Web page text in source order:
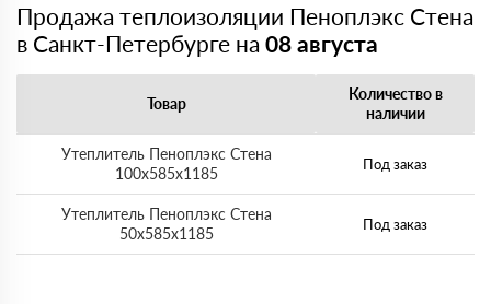
Продажа теплоизоляции Пеноплэкс Стена
в Санкт-Петербурге на 08 августа
Товар
Количество в
наличии
Утеплитель Пеноплэкс Стена
100х585х1185
Под заказ
Утеплитель Пеноплэкс Стена
50х585х1185
Под заказ